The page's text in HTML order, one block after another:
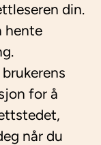
din.
hente
for å
når du